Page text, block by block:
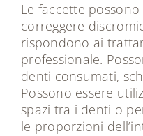
Le faccette
correggere
rispondono ai
professionale.
denti consumati,
Possono essere
spazi tra i denti o
le proporzioni